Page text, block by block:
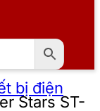
bị điện
Stars ST-